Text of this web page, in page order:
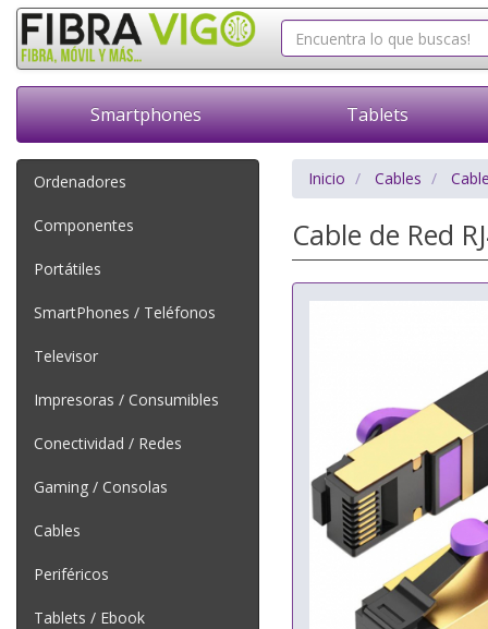
Smartphones Tablets
Ordenadores
Componentes
Portátiles
SmartPhones / Teléfonos
Televisor
Impresoras / Consumibles
Conectividad / Redes
Gaming / Consolas
Cables
Periféricos
Tablets / Ebook
Inicio Cables
Cable de Red